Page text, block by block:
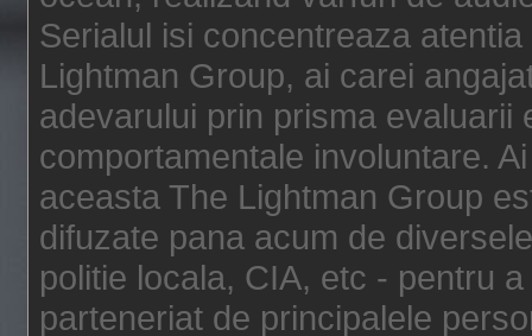
Serialul isi concentreaza
Lightman Group, ai carei
adevarului prin prisma evaluarii
comportamentale involuntare.
aceasta The Lightman Group
difuzate pana acum de
politie locala, CIA, etc - pentru
parteneriat de principalele